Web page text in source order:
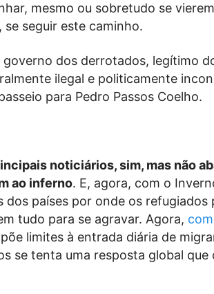
mesmo ou sobretudo se
seguir este caminho.
dos derrotados, legítimo
ilegal e politicamente
para Pedro Passos Coelho.
noticiários, sim, mas não
ao inferno. E, agora, com o
dos países por onde os refugiados
tudo para se agravar. Agora,
limites à entrada diária de
se tenta uma resposta global que